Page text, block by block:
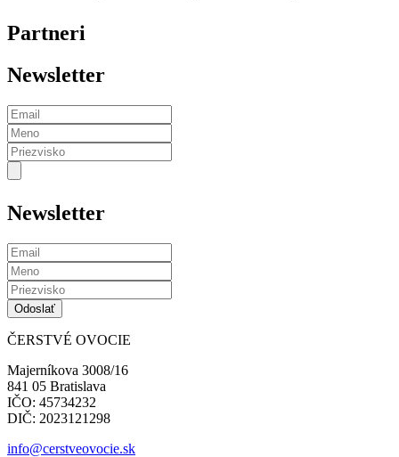
Partneri
Newsletter
Newsletter
ČERSTVÉ OVOCIE
Majerníkova 3008/16
841 05 Bratislava
IČO: 45734232
DIČ: 2023121298
info@cerstveovocie.sk